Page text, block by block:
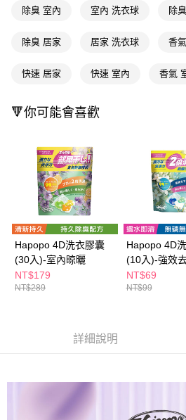
２．便利：只要手機號碼，簡訊認證，即可
結帳頁面，進行簡訊認證並確認金額後，即可
３．收到繳費通知簡訊後14天內，點擊此簡
ATM／網路銀行／等多元方式進行付款，方視
後付繳納相關費用。
※ 交易是否成功請以「AFTEE先享後付 」
是否繳費成功／繳費後需取消欲退款等相關
客戶支援中心」https://
【注意事項】
１．透過由恩沛科技股份有限公司提供之「
易，需依本服務之必要範圍內提供個人資料
權轉讓予恩沛科技股份有限公司。
２．關於個人資料處理事宜，請瀏覽以下網址
https://aftee.tw/terms/#terms3
３．未成年的使用者請事先徵得法定代理人
４．使用「AFTEE先享後付」時，將依據個
時審查核予不同之上限額度；若仍有額度不
恩沛科技股份有限公司將有權停止該用戶之
運送方式
付款後全家取貨
付款後萊爾富取貨
每筆NT$65，滿NT$490(含以上)免運費
7-11取貨付款
每筆NT$65，滿NT$490(含以上)免運費
付款後7-11取貨
每筆NT$65，滿NT$490(含以上)免運費
除臭 室內 室內 洗衣球 除
除臭 居家 居家 洗衣球 香
快速 居家 快速 室內 香氣
🔻你可能會喜歡
Hapopo 4D洗衣膠囊
(30入)-室內晾曬
NT$179
NT$289
Hapopo 4D
(10入)-強效
NT$69
NT$99
詳細說明